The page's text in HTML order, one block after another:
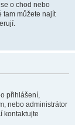
o chod nebo
tam můžete najít
přihlášení,
nebo administrátor
kontaktujte